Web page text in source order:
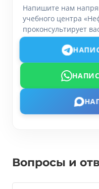
Напишите нам
учебного центра
проконсультирует
Вопросы и